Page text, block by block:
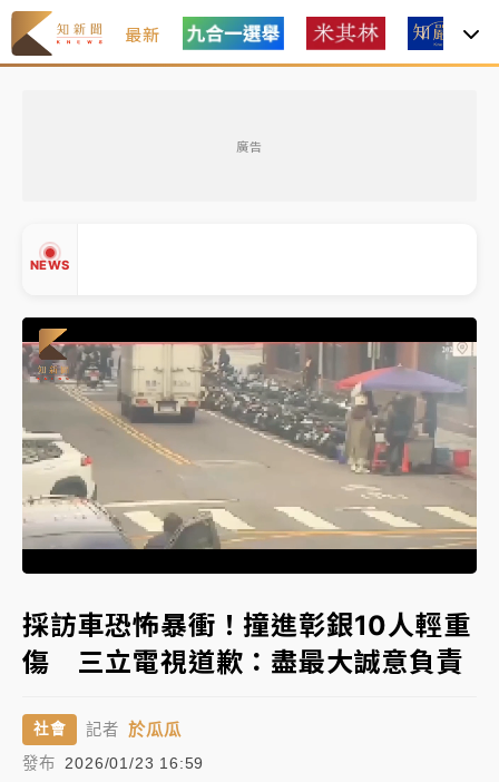
最新
廣告
NEWS
中信慈善基金會想增加董事人數！辜仲諒向法院聲請遭
駁 理由曝光
故宮《龍藏經》特展第2檔！今線上預約開賣一度塞車
周六起展出延長至晚上7時
台東農業處長涉圖利渡假村！東檢抗告成功 今重開羈
父親節泡湯了！中颱白海豚雨彈轟3天 「紅到發紫」降
雨熱區曝
女律師陳昱瑄詐慈濟10億！黃金158kg遭查扣畫面曝光
旅局回應了
中信慈善基金會想增加董事人數！辜仲諒向法院聲請遭
故宮《龍藏經》特展第2檔！今線上預約開賣一度塞車
周六起展出延長至晚上7時
Loaded:
100.00%
採訪車恐怖暴衝！撞進彰銀10人輕重
傷 三立電視道歉：盡最大誠意負責
社會 記者 於瓜瓜
發布 2026/01/23 16:59